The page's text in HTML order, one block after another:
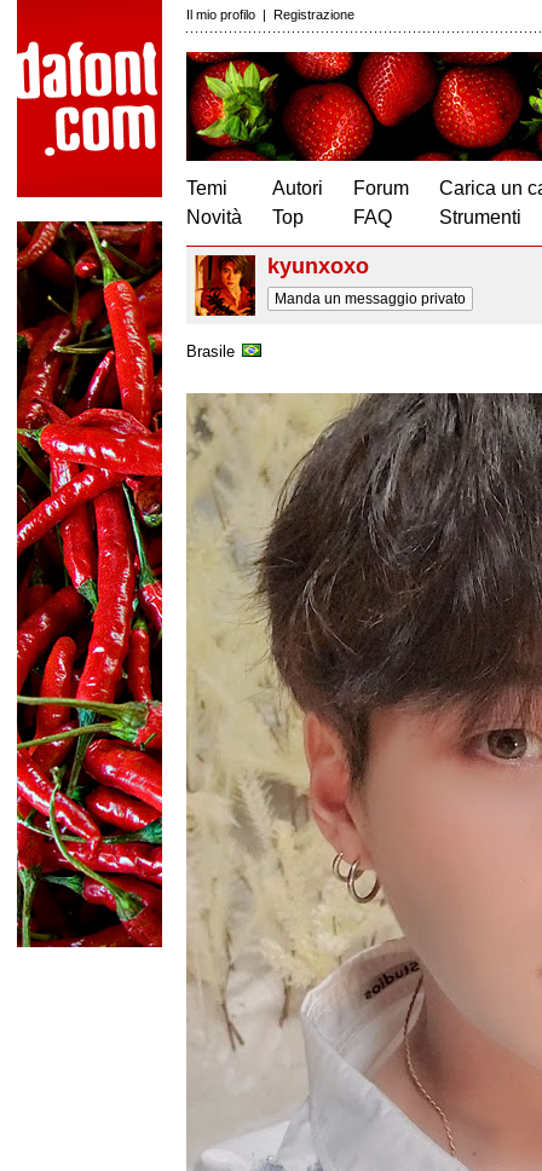
Il mio profilo | Registrazione
Temi
Novità
Autori
Top
Forum
FAQ
Carica un
Strumenti
kyunxoxo
Manda un messaggio privato
Brasile